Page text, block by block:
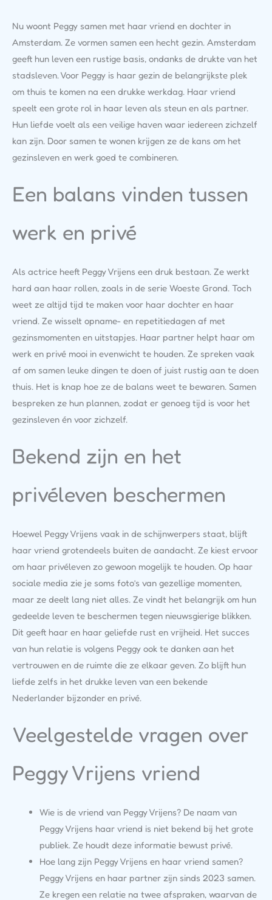
Nu woont Peggy samen met haar vriend en dochter in
Amsterdam. Ze vormen samen een hecht gezin. Amsterdam
geeft hun leven een rustige basis, ondanks de drukte van het
stadsleven. Voor Peggy is haar gezin de belangrijkste plek
om thuis te komen na een drukke werkdag. Haar vriend
speelt een grote rol in haar leven als steun en als partner.
Hun liefde voelt als een veilige haven waar iedereen zichzelf
kan zijn. Door samen te wonen krijgen ze de kans om het
gezinsleven en werk goed te combineren.
Een balans vinden tussen
werk en privé
Als actrice heeft Peggy Vrijens een druk bestaan. Ze werkt
hard aan haar rollen, zoals in de serie Woeste Grond. Toch
weet ze altijd tijd te maken voor haar dochter en haar
vriend. Ze wisselt opname- en repetitiedagen af met
gezinsmomenten en uitstapjes. Haar partner helpt haar om
werk en privé mooi in evenwicht te houden. Ze spreken vaak
af om samen leuke dingen te doen of juist rustig aan te doen
thuis. Het is knap hoe ze de balans weet te bewaren. Samen
bespreken ze hun plannen, zodat er genoeg tijd is voor het
gezinsleven én voor zichzelf.
Bekend zijn en het
privéleven beschermen
Hoewel Peggy Vrijens vaak in de schijnwerpers staat, blijft
haar vriend grotendeels buiten de aandacht. Ze kiest ervoor
om haar privéleven zo gewoon mogelijk te houden. Op haar
sociale media zie je soms foto’s van gezellige momenten,
maar ze deelt lang niet alles. Ze vindt het belangrijk om hun
gedeelde leven te beschermen tegen nieuwsgierige blikken.
Dit geeft haar en haar geliefde rust en vrijheid. Het succes
van hun relatie is volgens Peggy ook te danken aan het
vertrouwen en de ruimte die ze elkaar geven. Zo blijft hun
liefde zelfs in het drukke leven van een bekende
Nederlander bijzonder en privé.
Veelgestelde vragen over
Peggy Vrijens vriend
Wie is de vriend van Peggy Vrijens? De naam van
Peggy Vrijens haar vriend is niet bekend bij het grote
publiek. Ze houdt deze informatie bewust privé.
Hoe lang zijn Peggy Vrijens en haar vriend samen?
Peggy Vrijens en haar partner zijn sinds 2023 samen.
Ze kregen een relatie na twee afspraken, waarvan de